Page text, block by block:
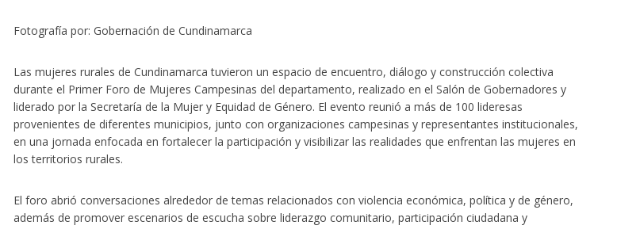
Fotografía por: Gobernación de Cundinamarca
Las mujeres rurales de Cundinamarca tuvieron un espacio de encuentro, diálogo y construcción colectiva
durante el Primer Foro de Mujeres Campesinas del departamento, realizado en el Salón de Gobernadores y
liderado por la Secretaría de la Mujer y Equidad de Género. El evento reunió a más de 100 lideresas
provenientes de diferentes municipios, junto con organizaciones campesinas y representantes institucionales,
en una jornada enfocada en fortalecer la participación y visibilizar las realidades que enfrentan las mujeres en
los territorios rurales.
El foro abrió conversaciones alrededor de temas relacionados con violencia económica, política y de género,
además de promover escenarios de escucha sobre liderazgo comunitario, participación ciudadana y